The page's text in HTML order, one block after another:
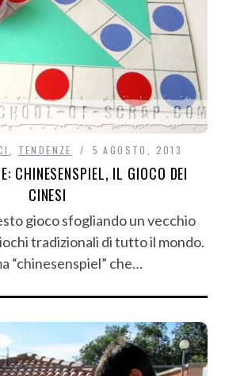
TENDENZE 5 AGOSTO, 2013
CHINESENSPIEL, IL GIOCO DEI
CINESI
gioco sfogliando un vecchio
tradizionali di tutto il mondo.
“chinesenspiel” che…